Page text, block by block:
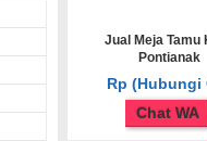
Jual Meja Tamu
Pontianak
Rp (Hubungi
Chat WA